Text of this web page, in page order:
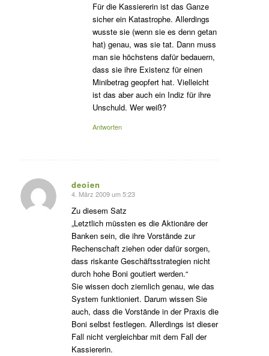
Für die Kassiererin ist das Ganze
sicher ein Katastrophe. Allerdings
wusste sie (wenn sie es denn getan
hat) genau, was sie tat. Dann muss
man sie höchstens dafür bedauern,
dass sie ihre Existenz für einen
Minibetrag geopfert hat. Vielleicht
ist das aber auch ein Indiz für ihre
Unschuld. Wer weiß?
Antworten
deoien
s
agte:
4. März 2009 um 5:23
Zu diesem Satz
„Letztlich müssten es die Aktionäre der
Banken sein, die ihre Vorstände zur
Rechenschaft ziehen oder dafür sorgen,
dass riskante Geschäftsstrategien nicht
durch hohe Boni goutiert werden.“
Sie wissen doch ziemlich genau, wie das
System funktioniert. Darum wissen Sie
auch, dass die Vorstände in der Praxis die
Boni selbst festlegen. Allerdings ist dieser
Fall nicht vergleichbar mit dem Fall der
Kassiererin.